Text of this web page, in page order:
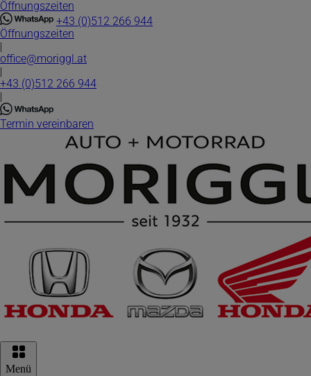
Direkt
zum
Inhalt
Öffnungszeiten
+43 (0)512 266 944
Öffnungszeiten
|
office@moriggl.at
|
+43 (0)512 266 944
|
Termin vereinbaren
Hauptnavigation
Menü